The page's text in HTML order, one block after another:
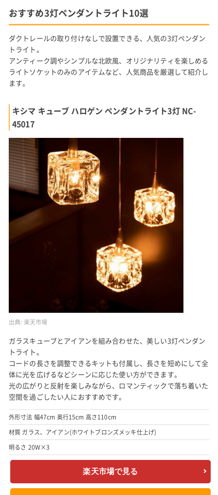
おすすめ3灯ペンダントライト10選
ダクトレールの取り付けなしで設置できる、人気の3灯ペンダン
トライト。
アンティーク調やシンプルな北欧風、オリジナリティを楽しめる
ライトソケットのみのアイテムなど、人気商品を厳選して紹介し
ます。
キシマ キューブ ハロゲン ペンダントライト3灯 NC-
45017
出典: 楽天市場
ガラスキューブとアイアンを組み合わせた、美しい3灯ペンダン
トライト。
コードの長さを調整できるキットも付属し、長さを短めにして全
体に光を広げるなどシーンに応じた使い方ができます。
光の広がりと反射を楽しみながら、ロマンティックで落ち着いた
空間を過ごしたい人におすすめです。
外形寸法 幅47cm 奥行15cm 高さ110cm
材質 ガラス、アイアン(ホワイトブロンズメッキ仕上げ)
明るさ 20W×3
楽天市場で見る